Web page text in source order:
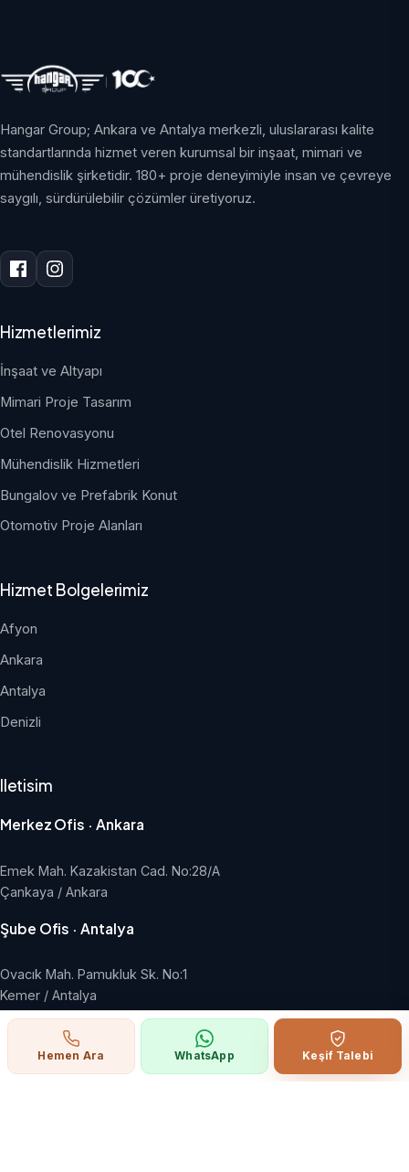
Hangar Group; Ankara ve Antalya merkezli, uluslararası kalite
standartlarında hizmet veren kurumsal bir inşaat, mimari ve
mühendislik şirketidir. 180+ proje deneyimiyle insan ve çevreye
saygılı, sürdürülebilir çözümler üretiyoruz.
Hizmetlerimiz
İnşaat ve Altyapı
Mimari Proje Tasarım
Otel Renovasyonu
Mühendislik Hizmetleri
Bungalov ve Prefabrik Konut
Otomotiv Proje Alanları
Hizmet Bolgelerimiz
Afyon
Ankara
Antalya
Denizli
Iletisim
Merkez Ofis · Ankara
Emek Mah. Kazakistan Cad. No:28/A
Çankaya / Ankara
Şube Ofis · Antalya
Ovacık Mah. Pamukluk Sk. No:1
Kemer / Antalya
+90 542 778 22 38
info@hangargroup.com.tr
Hemen Ara WhatsApp Keşif Talebi